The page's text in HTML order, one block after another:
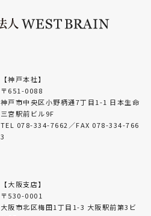
【神戸本社】
〒651-0088
神戸市中央区小野柄通7丁目1-1 日本生命
三宮駅前ビル9F
TEL 078-334-7662／FAX 078-334-766
3
【大阪支店】
〒530-0001
大阪市北区梅田1丁目1-3 大阪駅前第3ビ